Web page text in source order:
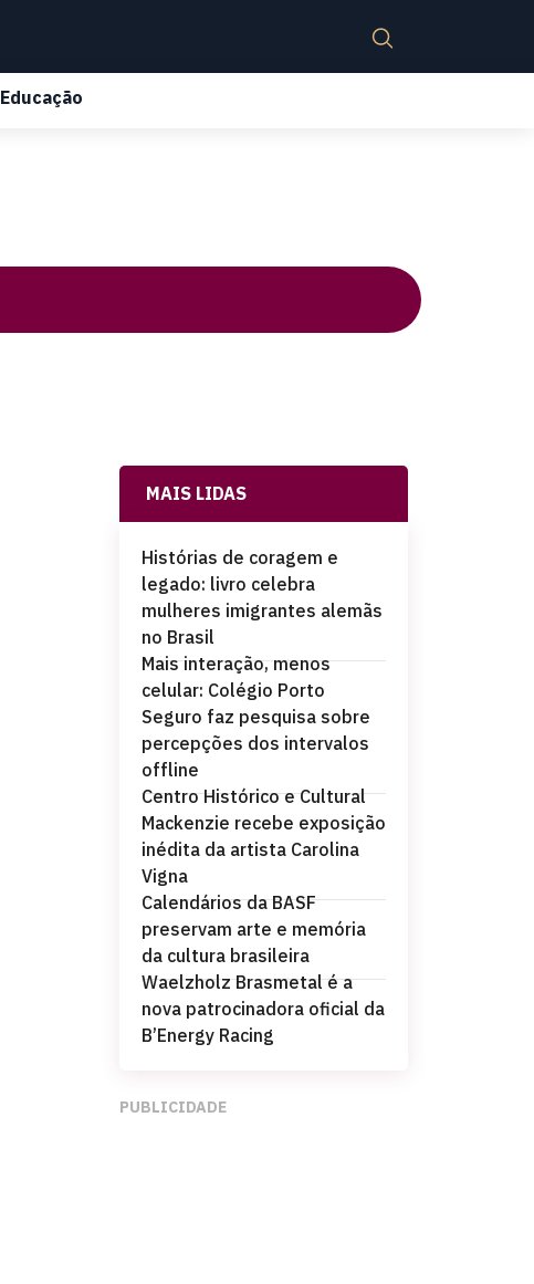
Educação
MAIS LIDAS
Histórias de coragem e
legado: livro celebra
mulheres imigrantes alemãs
no Brasil
Mais interação, menos
celular: Colégio Porto
Seguro faz pesquisa sobre
percepções dos intervalos
offline
Centro Histórico e Cultural
Mackenzie recebe exposição
inédita da artista Carolina
Vigna
Calendários da BASF
preservam arte e memória
da cultura brasileira
Waelzholz Brasmetal é a
nova patrocinadora oficial da
B’Energy Racing
PUBLICIDADE